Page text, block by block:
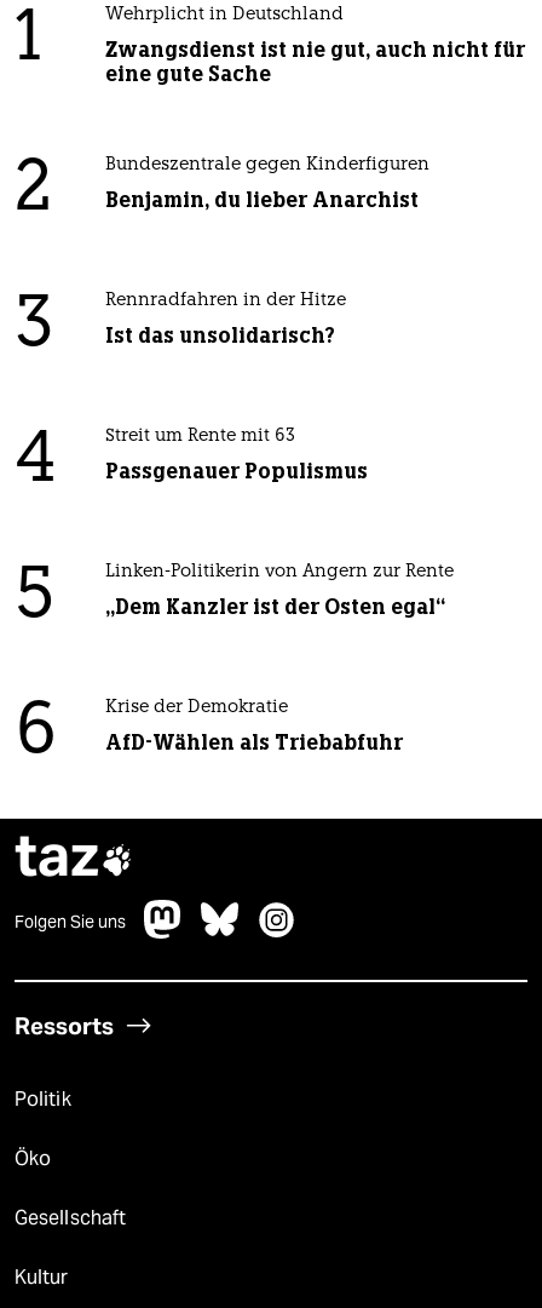
1 Wehrplicht in Deutschland
Zwangsdienst ist nie gut, auch nicht für
eine gute Sache
2 Bundeszentrale gegen Kinderfiguren
Benjamin, du lieber Anarchist
3 Rennradfahren in der Hitze
Ist das unsolidarisch?
4 Streit um Rente mit 63
Passgenauer Populismus
5 Linken-Politikerin von Angern zur Rente
„Dem Kanzler ist der Osten egal“
6 Krise der Demokratie
AfD-Wählen als Triebabfuhr
taz
Folgen Sie uns
Ressorts
Politik
Öko
Gesellschaft
Kultur